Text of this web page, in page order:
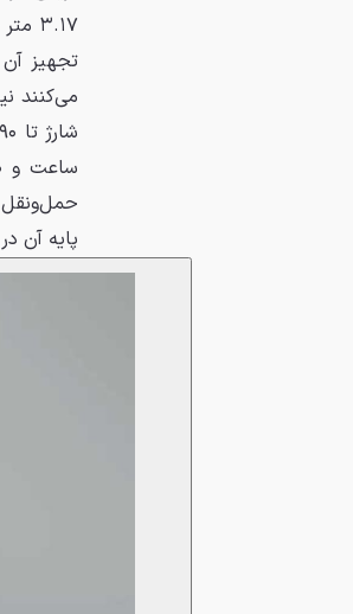
تجهیز
پایه آن در ایتالیا ۶,۹۵۰